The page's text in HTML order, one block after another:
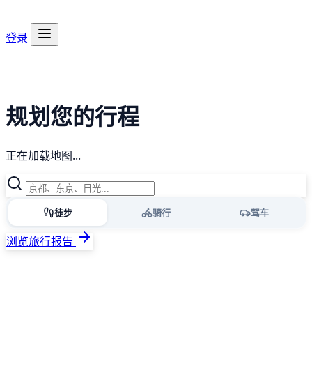
登录
规划您的行程
正在加载地图...
徒步 骑行 驾车
浏览旅行报告